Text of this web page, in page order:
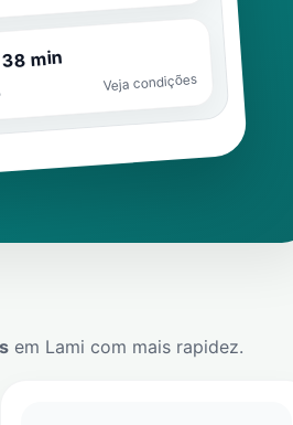
min
Veja condições
em Lami com mais rapidez.